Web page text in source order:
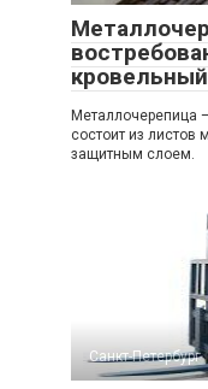
Металлочерепица
состоит из
защитным слоем.
Санкт-Петербург